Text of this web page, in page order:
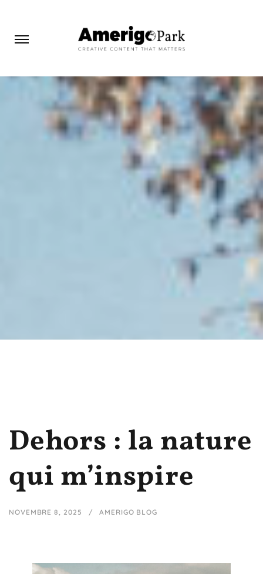
Dehors : la nature
qui m’inspire
NOVEMBRE 8, 2025 AMERIGO BLOG